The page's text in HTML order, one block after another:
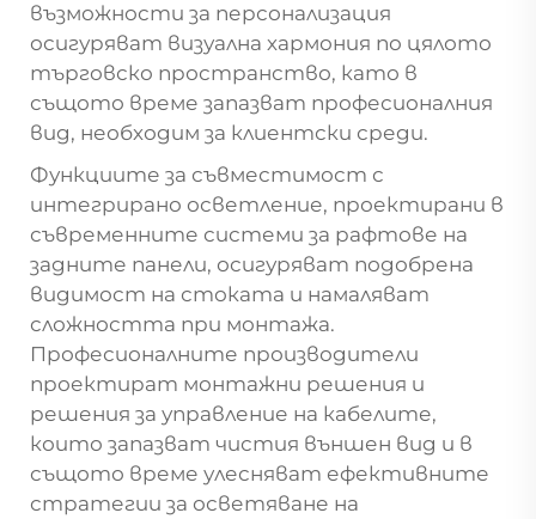
възможности за персонализация
осигуряват визуална хармония по цялото
търговско пространство, като в
същото време запазват професионалния
вид, необходим за клиентски среди.
Функциите за съвместимост с
интегрирано осветление, проектирани в
съвременните системи за рафтове на
задните панели, осигуряват подобрена
видимост на стоката и намаляват
сложността при монтажа.
Професионалните производители
проектират монтажни решения и
решения за управление на кабелите,
които запазват чистия външен вид и в
същото време улесняват ефективните
стратегии за осветяване на